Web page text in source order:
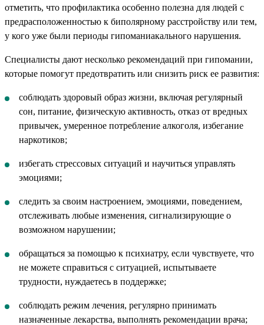
отметить, что профилактика особенно полезна для людей с
предрасположенностью к биполярному расстройству или тем,
у кого уже были периоды гипоманиакального нарушения.
Специалисты дают несколько рекомендаций при гипомании,
которые помогут предотвратить или снизить риск ее развития:
соблюдать здоровый образ жизни, включая регулярный
сон, питание, физическую активность, отказ от вредных
привычек, умеренное потребление алкоголя, избегание
наркотиков;
избегать стрессовых ситуаций и научиться управлять
эмоциями;
следить за своим настроением, эмоциями, поведением,
отслеживать любые изменения, сигнализирующие о
возможном нарушении;
обращаться за помощью к психиатру, если чувствуете, что
не можете справиться с ситуацией, испытываете
трудности, нуждаетесь в поддержке;
соблюдать режим лечения, регулярно принимать
назначенные лекарства, выполнять рекомендации врача;